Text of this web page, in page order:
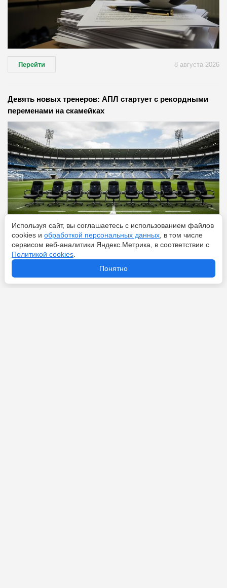
Перейти 8 августа 2026
Девять новых тренеров: АПЛ стартует с рекордными
переменами на скамейках
Перейти
Используя сайт, вы соглашаетесь с использованием файлов
cookies и обработкой персональных данных , в том числе
сервисом веб-аналитики Яндекс.Метрика, в соответствии с
Политикой cookies
Понятно